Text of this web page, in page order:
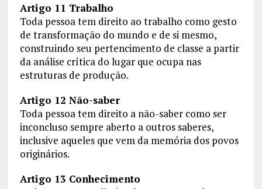
Artigo 11 Trabalho
Toda pessoa tem direito ao trabalho como gesto
de transformação do mundo e de si mesmo,
construindo seu pertencimento de classe a partir
da análise crítica do lugar que ocupa nas
estruturas de produção.
Artigo 12 Não-saber
Toda pessoa tem direito a não-saber como ser
inconcluso sempre aberto a outros saberes,
inclusive aqueles que vem da memória dos povos
originários.
Artigo 13 Conhecimento